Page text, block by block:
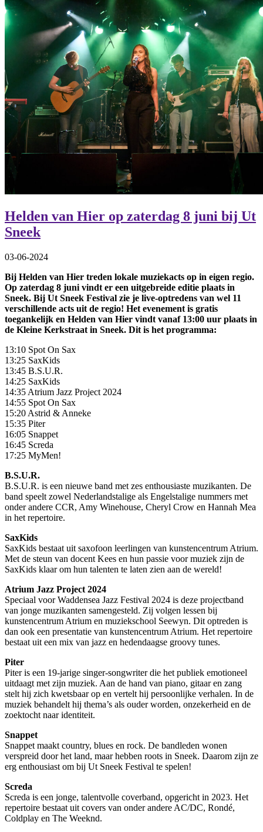
Helden van Hier op zaterdag 8 juni bij Ut
Sneek
03-06-2024
Bij Helden van Hier treden lokale muziekacts op in eigen regio.
Op zaterdag 8 juni vindt er een uitgebreide editie plaats in
Sneek. Bij Ut Sneek Festival zie je live-optredens van wel 11
verschillende acts uit de regio! Het evenement is gratis
toegankelijk en Helden van Hier vindt vanaf 13:00 uur plaats in
de Kleine Kerkstraat in Sneek. Dit is het programma:
13:10 Spot On Sax
13:25 SaxKids
13:45 B.S.U.R.
14:25 SaxKids
14:35 Atrium Jazz Project 2024
14:55 Spot On Sax
15:20 Astrid & Anneke
15:35 Piter
16:05 Snappet
16:45 Screda
17:25 MyMen!
B.S.U.R.
B.S.U.R. is een nieuwe band met zes enthousiaste muzikanten. De
band speelt zowel Nederlandstalige als Engelstalige nummers met
onder andere CCR, Amy Winehouse, Cheryl Crow en Hannah Mea
in het repertoire.
SaxKids
SaxKids bestaat uit saxofoon leerlingen van kunstencentrum Atrium.
Met de steun van docent Kees en hun passie voor muziek zijn de
SaxKids klaar om hun talenten te laten zien aan de wereld!
Atrium Jazz Project 2024
Speciaal voor Waddensea Jazz Festival 2024 is deze projectband
van jonge muzikanten samengesteld. Zij volgen lessen bij
kunstencentrum Atrium en muziekschool Seewyn. Dit optreden is
dan ook een presentatie van kunstencentrum Atrium. Het repertoire
bestaat uit een mix van jazz en hedendaagse groovy tunes.
Piter
Piter is een 19-jarige singer-songwriter die het publiek emotioneel
uitdaagt met zijn muziek. Aan de hand van piano, gitaar en zang
stelt hij zich kwetsbaar op en vertelt hij persoonlijke verhalen. In de
muziek behandelt hij thema’s als ouder worden, onzekerheid en de
zoektocht naar identiteit.
Snappet
Snappet maakt country, blues en rock. De bandleden wonen
verspreid door het land, maar hebben roots in Sneek. Daarom zijn ze
erg enthousiast om bij Ut Sneek Festival te spelen!
Screda
Screda is een jonge, talentvolle coverband, opgericht in 2023. Het
repertoire bestaat uit covers van onder andere AC/DC, Rondé,
Coldplay en The Weeknd.